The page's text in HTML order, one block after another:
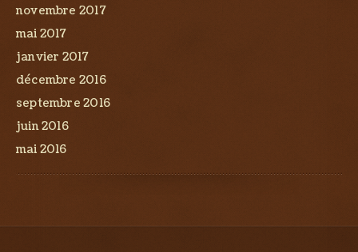
novembre 2017
mai 2017
janvier 2017
décembre 2016
septembre 2016
juin 2016
mai 2016